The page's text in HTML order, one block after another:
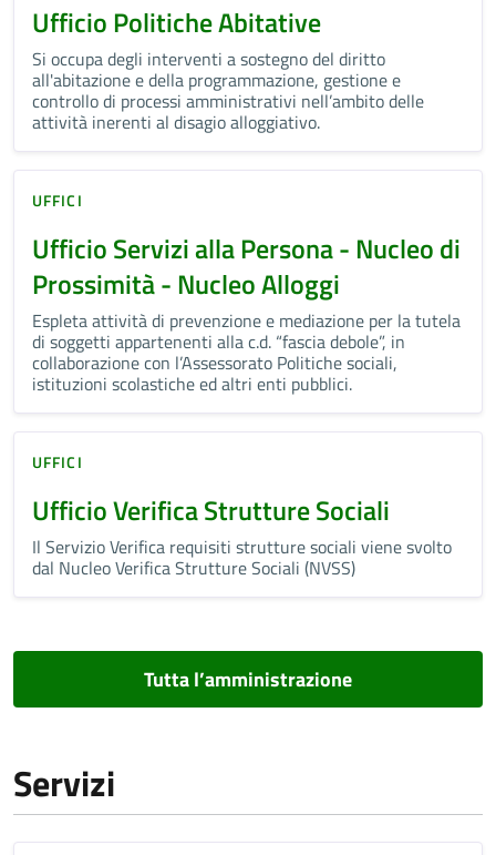
Ufficio Politiche Abitative
Si occupa degli interventi a sostegno del diritto
all'abitazione e della programmazione, gestione e
controllo di processi amministrativi nell’ambito delle
attività inerenti al disagio alloggiativo.
UFFICI
Ufficio Servizi alla Persona - Nucleo di
Prossimità - Nucleo Alloggi
Espleta attività di prevenzione e mediazione per la tutela
di soggetti appartenenti alla c.d. “fascia debole”, in
collaborazione con l’Assessorato Politiche sociali,
istituzioni scolastiche ed altri enti pubblici.
UFFICI
Ufficio Verifica Strutture Sociali
Il Servizio Verifica requisiti strutture sociali viene svolto
dal Nucleo Verifica Strutture Sociali (NVSS)
Tutta l’amministrazione
Servizi